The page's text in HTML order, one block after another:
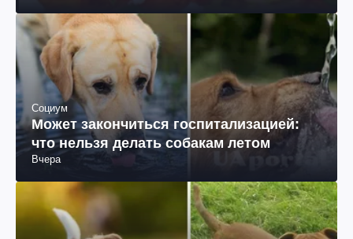
Социум
Может закончиться госпитализацией:
что нельзя делать собакам летом
Вчера